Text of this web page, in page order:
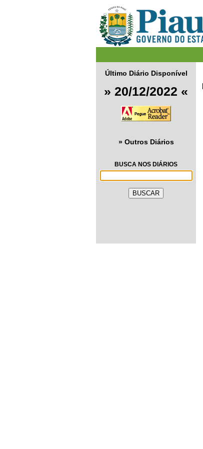
Último Diário Disponível
» 20/12/2022 «
» Outros Diários
BUSCA NOS DIÁRIOS